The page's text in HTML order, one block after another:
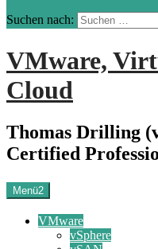
Suchen nach:
VMware,
Cloud
Thomas Drilling
Certified
Menü2
VMware
vSphere